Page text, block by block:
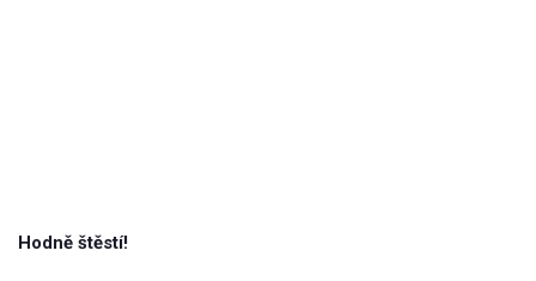
Hodně štěstí!